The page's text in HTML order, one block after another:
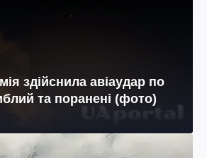
здійснила авіаудар по
та поранені (фото)